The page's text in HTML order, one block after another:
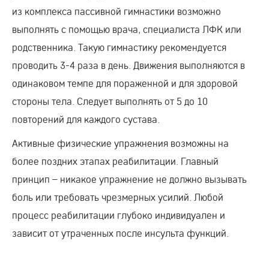
из комплекса пассивной гимнастики возможно
выполнять с помощью врача, специалиста ЛФК или
родственника. Такую гимнастику рекомендуется
проводить 3-4 раза в день. Движения выполняются в
одинаковом темпе для пораженной и для здоровой
стороны тела. Следует выполнять от 5 до 10
повторений для каждого сустава.
Активные физические упражнения возможны на
более поздних этапах реабилитации. Главный
принцип – никакое упражнение не должно вызывать
боль или требовать чрезмерных усилий. Любой
процесс реабилитации глубоко индивидуален и
зависит от утраченных после инсульта функций.